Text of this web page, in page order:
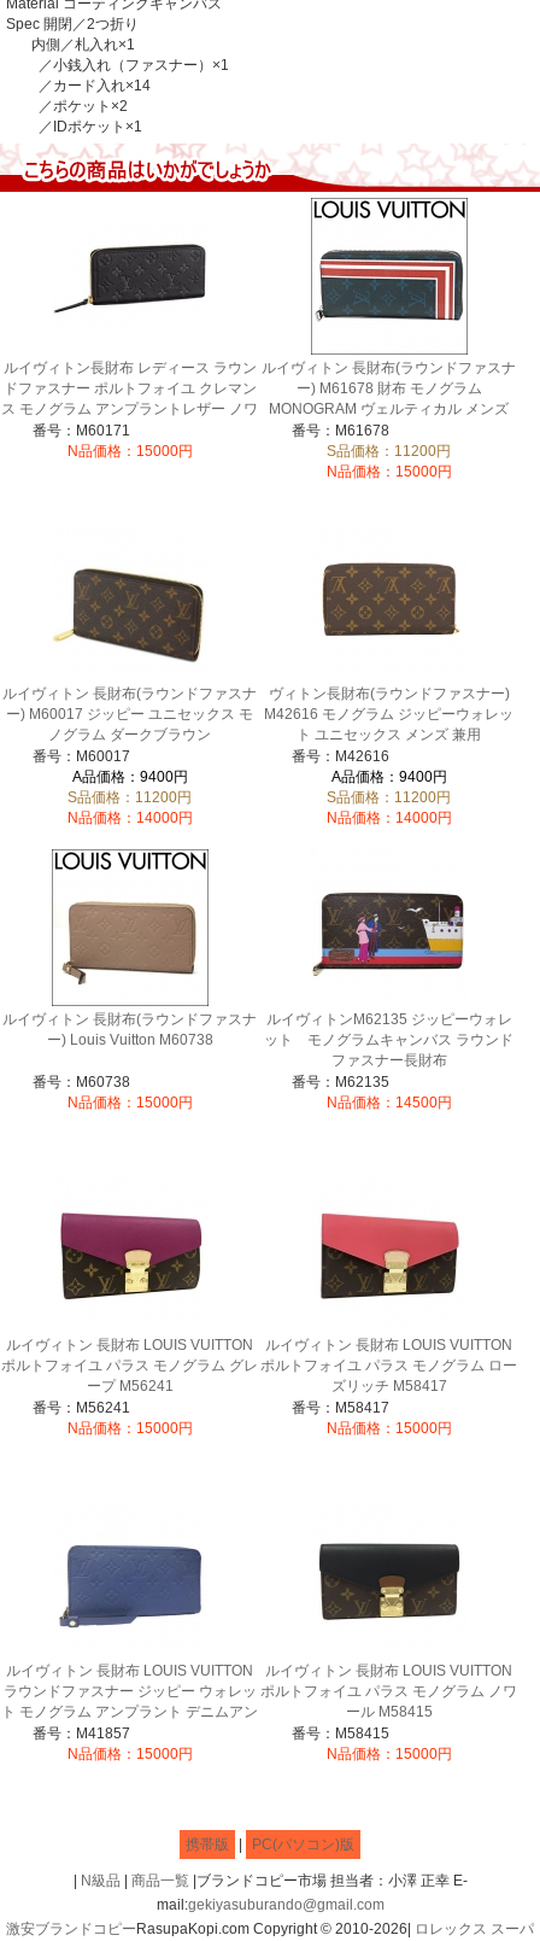
Spec 開閉／2つ折り
内側／札入れ×1
／小銭入れ（ファスナー）×1
／カード入れ×14
／ポケット×2
／IDポケット×1
ルイヴィトン長財布 レディース ラウン
ドファスナー ポルトフォイユ クレマン
ス モノグラム アンプラントレザー ノワ
ールブラック M60171
番号：M60171
N品価格：15000円
ルイヴィトン 長財布(ラウンドファスナ
ー) M61678 財布 モノグラム
MONOGRAM ヴェルティカル メンズ
番号：M61678
S品価格：11200円
N品価格：15000円
ルイヴィトン 長財布(ラウンドファスナ
ー) M60017 ジッピー ユニセックス モ
ノグラム ダークブラウン
番号：M60017
A品価格：9400円
S品価格：11200円
N品価格：14000円
ヴィトン長財布(ラウンドファスナー)
M42616 モノグラム ジッピーウォレッ
ト ユニセックス メンズ 兼用
番号：M42616
A品価格：9400円
S品価格：11200円
N品価格：14000円
ルイヴィトン 長財布(ラウンドファスナ
ー) Louis Vuitton M60738
番号：M60738
N品価格：15000円
ルイヴィトンM62135 ジッピーウォレ
ット モノグラムキャンバス ラウンド
ファスナー長財布
番号：M62135
N品価格：14500円
ルイヴィトン 長財布 LOUIS VUITTON
ポルトフォイユ パラス モノグラム グレ
ープ M56241
番号：M56241
N品価格：15000円
ルイヴィトン 長財布 LOUIS VUITTON
ポルトフォイユ パラス モノグラム ロー
ズリッチ M58417
番号：M58417
N品価格：15000円
ルイヴィトン 長財布 LOUIS VUITTON
ラウンドファスナー ジッピー ウォレッ
ト モノグラム アンプラント デニムアン
クル M41857
番号：M41857
N品価格：15000円
ルイヴィトン 長財布 LOUIS VUITTON
ポルトフォイユ パラス モノグラム ノワ
ール M58415
番号：M58415
N品価格：15000円
携帯版 | PC(パソコン)版
| N級品 | 商品一覧|ブランドコピー市場 担当者：小澤 正幸 E-
mail:gekiyasuburando@gmail.com
激安ブランドコピーRasupaKopi.com Copyright © 2010-2026| ロレックス スーパ